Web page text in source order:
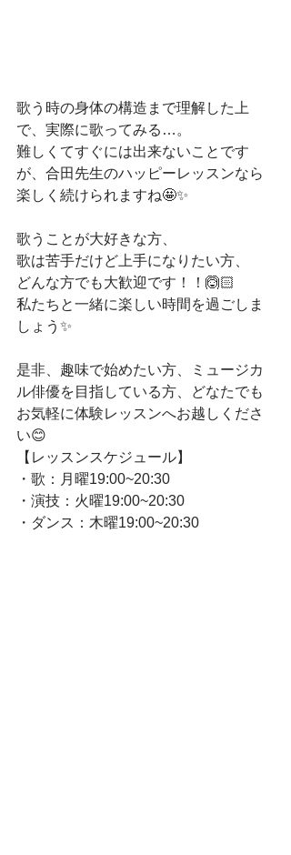
歌う時の身体の構造まで理解した上
で、実際に歌ってみる…。
難しくてすぐには出来ないことです
が、合田先生のハッピーレッスンなら
楽しく続けられますね🤩✨️
歌うことが大好きな方、
歌は苦手だけど上手になりたい方、
どんな方でも大歓迎です！！🙆🏻
私たちと一緒に楽しい時間を過ごしま
しょう✨️
是非、趣味で始めたい方、ミュージカ
ル俳優を目指している方、どなたでも
お気軽に体験レッスンへお越しくださ
い😊
【レッスンスケジュール】
・歌：月曜19:00~20:30
・演技：火曜19:00~20:30
・ダンス：木曜19:00~20:30